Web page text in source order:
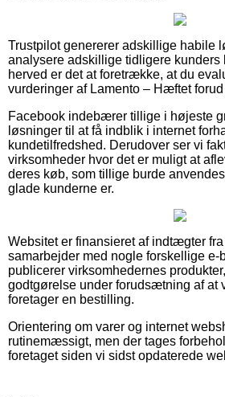
Trustpilot genererer adskillige habile
analysere adskillige tidligere kunders
herved er det at foretrække, at du
vurderinger af Lamento – Hæftet forud
Facebook indebærer tillige i højeste
løsninger til at få indblik i internet
kundetilfredshed. Derudover ser vi
virksomheder hvor det er muligt at
deres køb, som tillige burde
glade kunderne er.
Websitet er finansieret af indtægter
samarbejder med nogle forskellige e-
publicerer virksomhedernes
godtgørelse under forudsætning af at
foretager en bestilling.
Orientering om varer og internet
rutinemæssigt, men der tages
foretaget siden vi sidst opdaterede